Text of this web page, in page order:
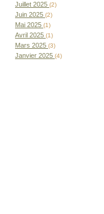
Juillet 2025 (2)
Juin 2025 (2)
Mai 2025 (1)
Avril 2025 (1)
Mars 2025 (3)
Janvier 2025 (4)